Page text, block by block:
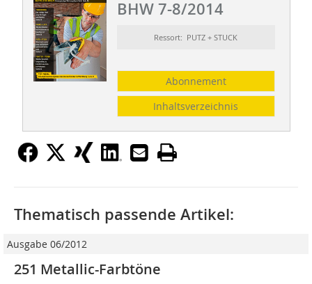
BHW 7-8/2014
Ressort: PUTZ + STUCK
Abonnement
Inhaltsverzeichnis
Thematisch passende Artikel:
Ausgabe 06/2012
251 Metallic-Farbtöne